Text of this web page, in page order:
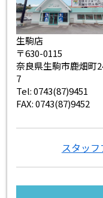
生駒店
〒630-0115
奈良県生駒市鹿畑町
7
Tel: 0743(87)9451
FAX: 0743(87)9452
スタッ